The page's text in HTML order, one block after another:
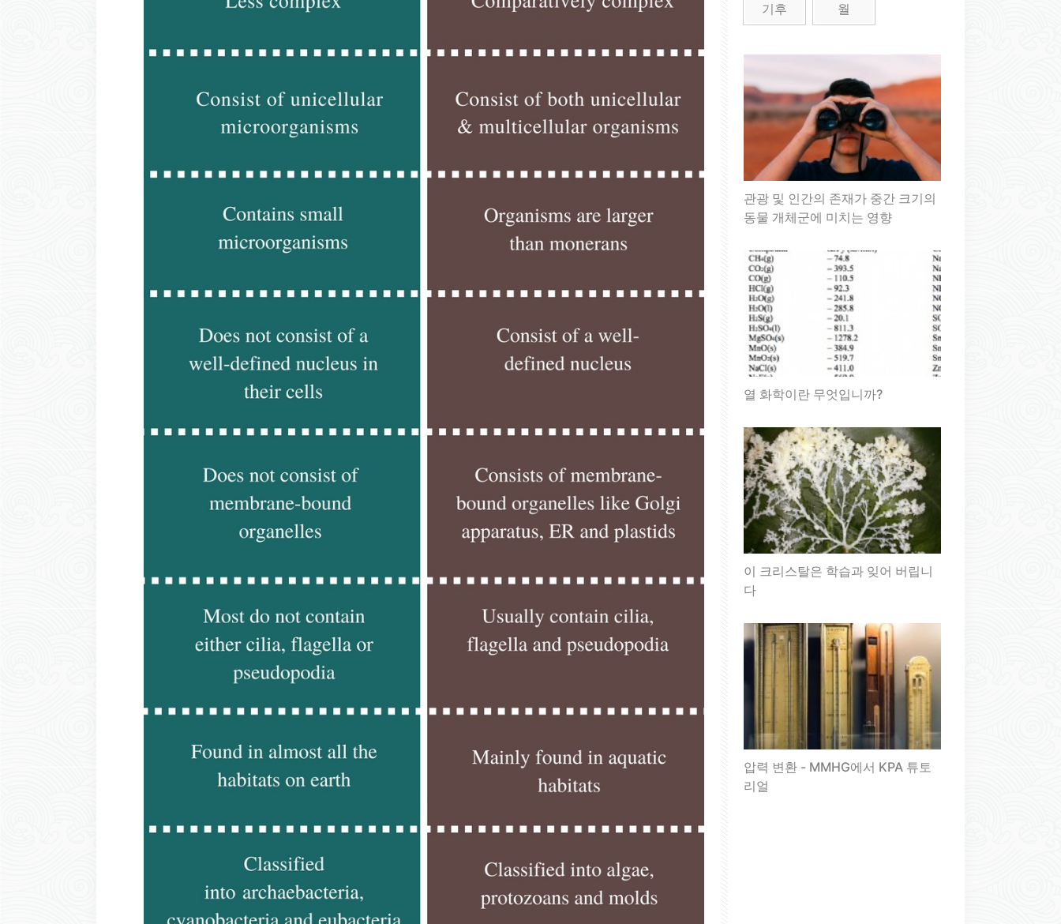
기후 월
관광 및 인간의 존재가 중간 크기의
동물 개체군에 미치는 영향
열 화학이란 무엇입니까?
이 크리스탈은 학습과 잊어 버립니
다
압력 변환 - MMHG에서 KPA 튜토
리얼